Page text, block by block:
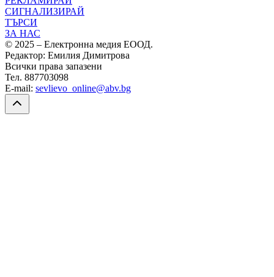
СИГНАЛИЗИРАЙ
ТЪРСИ
ЗА НАС
© 2025 – Електронна медия ЕООД.
Редактор: Емилия Димитрова
Всички права запазени
Тел. 887703098
E-mail: sevlievo_online@abv.bg